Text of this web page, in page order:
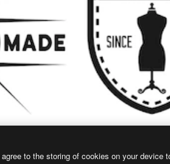
to the storing of cookies on your device